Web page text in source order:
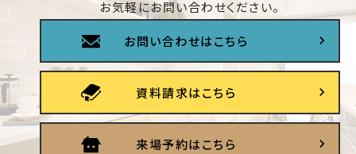
お気軽にお問い合わせください。
お問い合わせはこちら
資料請求はこちら
来場予約はこちら